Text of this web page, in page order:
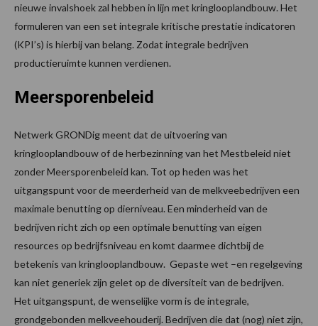
nieuwe invalshoek zal hebben in lijn met kringlooplandbouw. Het
formuleren van een set integrale kritische prestatie indicatoren
(KPI’s) is hierbij van belang. Zodat integrale bedrijven
productieruimte kunnen verdienen.
Meersporenbeleid
Netwerk GRONDig meent dat de uitvoering van
kringlooplandbouw of de herbezinning van het Mestbeleid niet
zonder Meersporenbeleid kan. Tot op heden was het
uitgangspunt voor de meerderheid van de melkveebedrijven een
maximale benutting op dierniveau. Een minderheid van de
bedrijven richt zich op een optimale benutting van eigen
resources op bedrijfsniveau en komt daarmee dichtbij de
betekenis van kringlooplandbouw. Gepaste wet –en regelgeving
kan niet generiek zijn gelet op de diversiteit van de bedrijven.
Het uitgangspunt, de wenselijke vorm is de integrale,
grondgebonden melkveehouderij. Bedrijven die dat (nog) niet zijn,